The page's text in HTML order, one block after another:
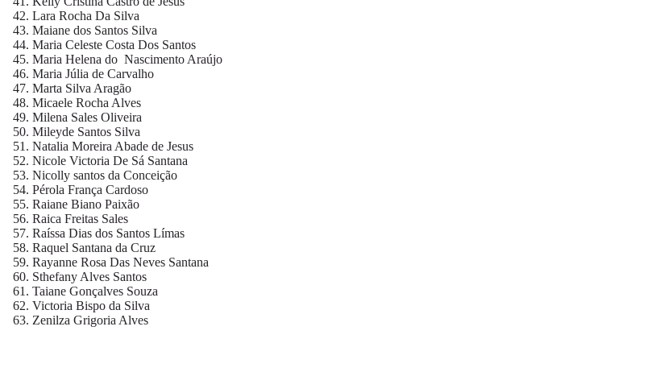
Lara Rocha Da Silva
Maiane dos Santos Silva
Maria Celeste Costa Dos Santos
Maria Helena do Nascimento Araújo
Maria Júlia de Carvalho
Marta Silva Aragão
Micaele Rocha Alves
Milena Sales Oliveira
Mileyde Santos Silva
Natalia Moreira Abade de Jesus
Nicole Victoria De Sá Santana
Nicolly santos da Conceição
Pérola França Cardoso
Raiane Biano Paixão
Raica Freitas Sales
Raíssa Dias dos Santos Límas
Raquel Santana da Cruz
Rayanne Rosa Das Neves Santana
Sthefany Alves Santos
Taiane Gonçalves Souza
Victoria Bispo da Silva
Zenilza Grigoria Alves